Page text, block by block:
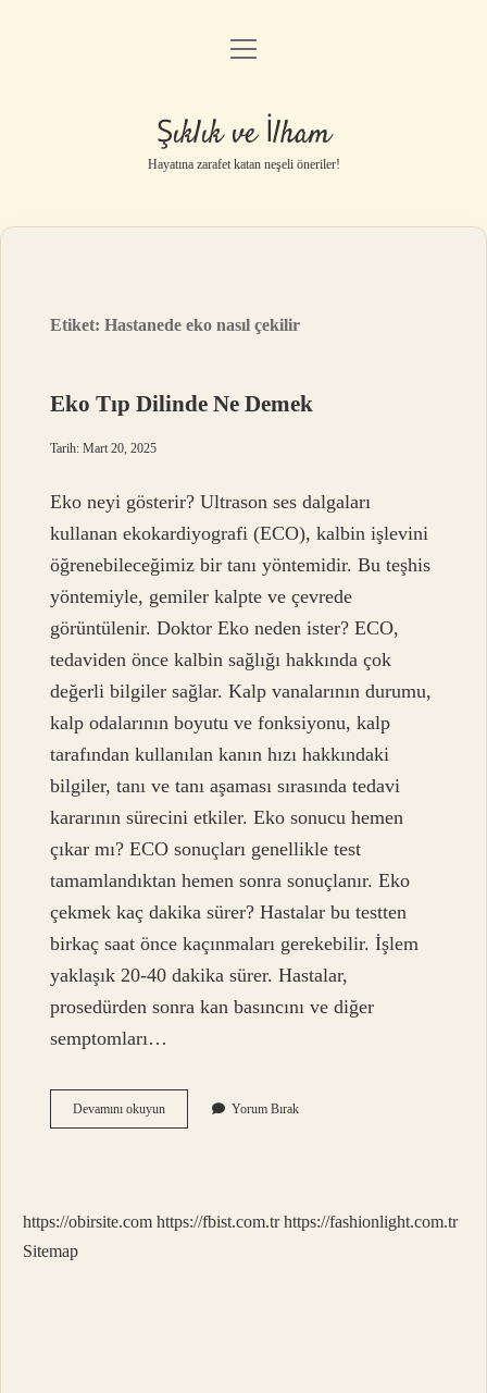
Anasayfa
Gizlilik Politikası
Yasal Uyarı
menüyü
Şıklık ve İlham
Hayatına zarafet katan neşeli öneriler!
Etiket:Hastanede eko nasıl çekilir
Eko Tıp Dilinde Ne Demek
Tarih: Mart 20, 2025
Eko neyi gösterir? Ultrason ses dalgaları
kullanan ekokardiyografi (ECO), kalbin işlevini
öğrenebileceğimiz bir tanı yöntemidir. Bu teşhis
yöntemiyle, gemiler kalpte ve çevrede
görüntülenir. Doktor Eko neden ister? ECO,
tedaviden önce kalbin sağlığı hakkında çok
değerli bilgiler sağlar. Kalp vanalarının durumu,
kalp odalarının boyutu ve fonksiyonu, kalp
tarafından kullanılan kanın hızı hakkındaki
bilgiler, tanı ve tanı aşaması sırasında tedavi
kararının sürecini etkiler. Eko sonucu hemen
çıkar mı? ECO sonuçları genellikle test
tamamlandıktan hemen sonra sonuçlanır. Eko
çekmek kaç dakika sürer? Hastalar bu testten
birkaç saat önce kaçınmaları gerekebilir. İşlem
yaklaşık 20-40 dakika sürer. Hastalar,
prosedürden sonra kan basıncını ve diğer
semptomları…
Devamını okuyunEko
Tıp
Yorum Bırak
https://obirsite.com https://fbist.com.tr https://fashionlight.com.tr
Sitemap